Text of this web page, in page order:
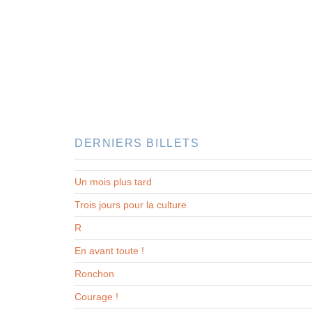
DERNIERS BILLETS
Un mois plus tard
Trois jours pour la culture
R
En avant toute !
Ronchon
Courage !